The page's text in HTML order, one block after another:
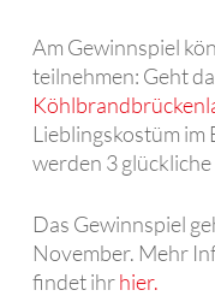
Am Gewinnspiel
teilnehmen: Geht
Lieblingskostüm im
werden 3
Das Gewinnspiel
November. Mehr
findet ihrhier.